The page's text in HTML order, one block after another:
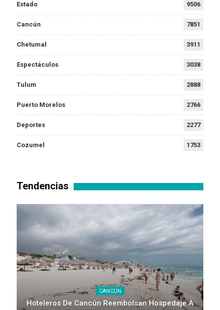
Estado 9506
Cancún 7851
Chetumal 3911
Espectáculos 3038
Tulum 2888
Puerto Morelos 2766
Deportes 2277
Cozumel 1753
Tendencias
CANCÚN
Hoteleros De Cancún Reembolsan Hospedaje A